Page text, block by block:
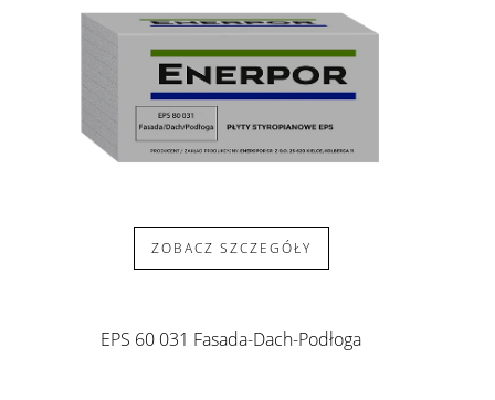
ZOBACZ SZCZEGÓŁY
EPS 60 031 Fasada-Dach-Podłoga